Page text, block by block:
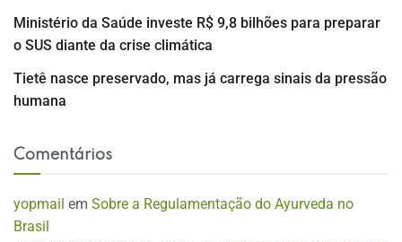
Ministério da Saúde investe R$ 9,8 bilhões para preparar
o SUS diante da crise climática
Tietê nasce preservado, mas já carrega sinais da pressão
humana
Comentários
yopmail em Sobre a Regulamentação do Ayurveda no
Brasil